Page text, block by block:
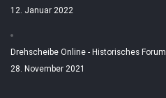
12. Januar 2022
Drehscheibe Online - Historisches Forum
28. November 2021